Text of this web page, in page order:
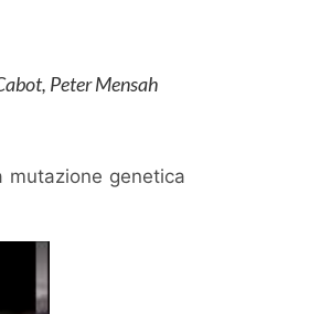
Peter Mensah
mutazione genetica